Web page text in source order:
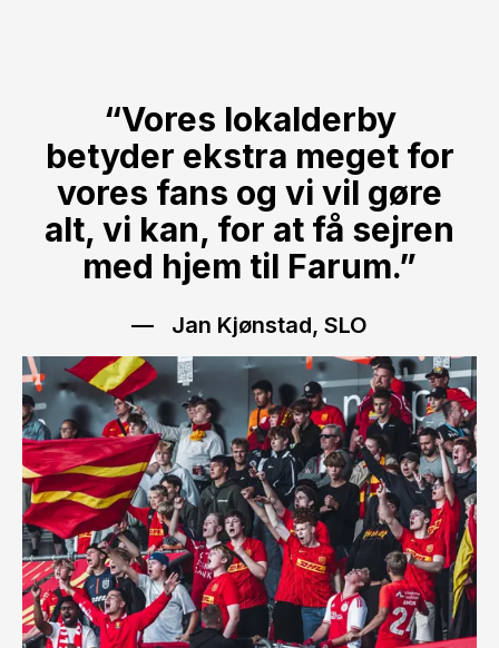
“Vores lokalderby
betyder ekstra meget for
vores fans og vi vil gøre
alt, vi kan, for at få sejren
med hjem til Farum.”
Jan Kjønstad, SLO